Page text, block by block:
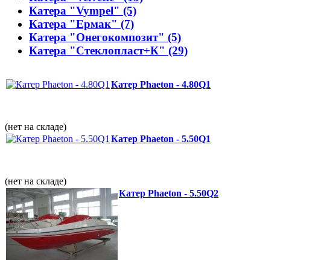
Катера "Vympel" (5)
Катера "Ермак" (7)
Катера "Онегокомпозит" (5)
Катера "Стеклопласт+К" (29)
Катер Phaeton - 4.80Q1
(нет на складе)
Катер Phaeton - 5.50Q1
(нет на складе)
Катер Phaeton - 5.50Q2